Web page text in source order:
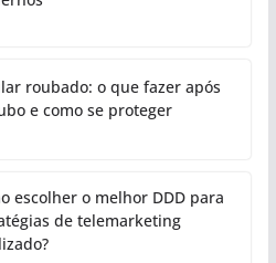
roubado: o que fazer após
e como se proteger
escolher o melhor DDD para
de telemarketing